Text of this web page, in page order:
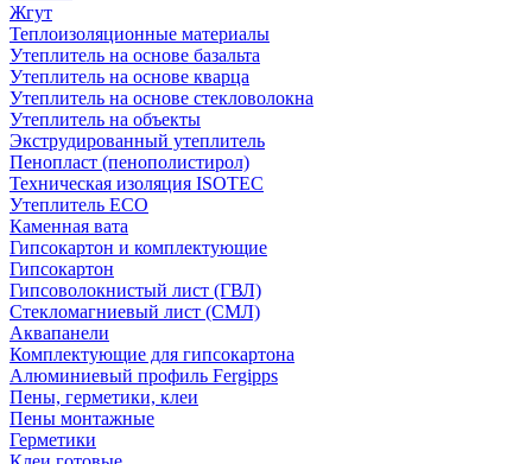
Жгут
Теплоизоляционные материалы
Утеплитель на основе базальта
Утеплитель на основе кварца
Утеплитель на основе стекловолокна
Утеплитель на объекты
Экструдированный утеплитель
Пенопласт (пенополистирол)
Техническая изоляция ISOTEC
Утеплитель ECO
Каменная вата
Гипсокартон и комплектующие
Гипсокартон
Гипсоволокнистый лист (ГВЛ)
Стекломагниевый лист (СМЛ)
Аквапанели
Комплектующие для гипсокартона
Алюминиевый профиль Fergipps
Пены, герметики, клеи
Пены монтажные
Герметики